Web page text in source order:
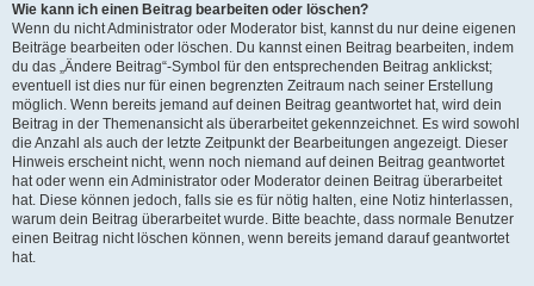
Wie kann ich einen Beitrag bearbeiten oder löschen?
Wenn du nicht Administrator oder Moderator bist, kannst du nur deine eigenen
Beiträge bearbeiten oder löschen. Du kannst einen Beitrag bearbeiten, indem
du das „Ändere Beitrag“-Symbol für den entsprechenden Beitrag anklickst;
eventuell ist dies nur für einen begrenzten Zeitraum nach seiner Erstellung
möglich. Wenn bereits jemand auf deinen Beitrag geantwortet hat, wird dein
Beitrag in der Themenansicht als überarbeitet gekennzeichnet. Es wird sowohl
die Anzahl als auch der letzte Zeitpunkt der Bearbeitungen angezeigt. Dieser
Hinweis erscheint nicht, wenn noch niemand auf deinen Beitrag geantwortet
hat oder wenn ein Administrator oder Moderator deinen Beitrag überarbeitet
hat. Diese können jedoch, falls sie es für nötig halten, eine Notiz hinterlassen,
warum dein Beitrag überarbeitet wurde. Bitte beachte, dass normale Benutzer
einen Beitrag nicht löschen können, wenn bereits jemand darauf geantwortet
hat.